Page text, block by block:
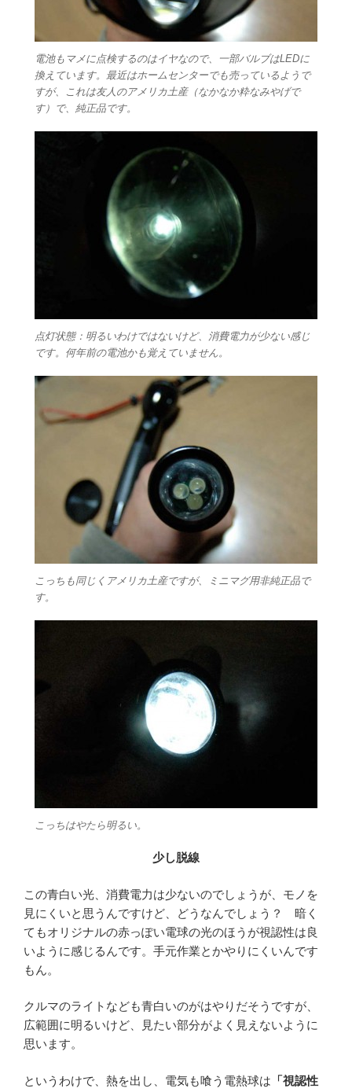
電池もマメに点検するのはイヤなので、一部バルブはLEDに
換えています。最近はホームセンターでも売っているようで
すが、これは友人のアメリカ土産（なかなか粋なみやげで
す）で、純正品です。
点灯状態：明るいわけではないけど、消費電力が少ない感じ
です。何年前の電池かも覚えていません。
こっちも同じくアメリカ土産ですが、ミニマグ用非純正品で
す。
こっちはやたら明るい。
少し脱線
この青白い光、消費電力は少ないのでしょうが、モノを
見にくいと思うんですけど、どうなんでしょう？ 暗く
てもオリジナルの赤っぽい電球の光のほうが視認性は良
いように感じるんです。手元作業とかやりにくいんです
もん。
クルマのライトなども青白いのがはやりだそうですが、
広範囲に明るいけど、見たい部分がよく見えないように
思います。
というわけで、熱を出し、電気も喰う電熱球は 「視認性